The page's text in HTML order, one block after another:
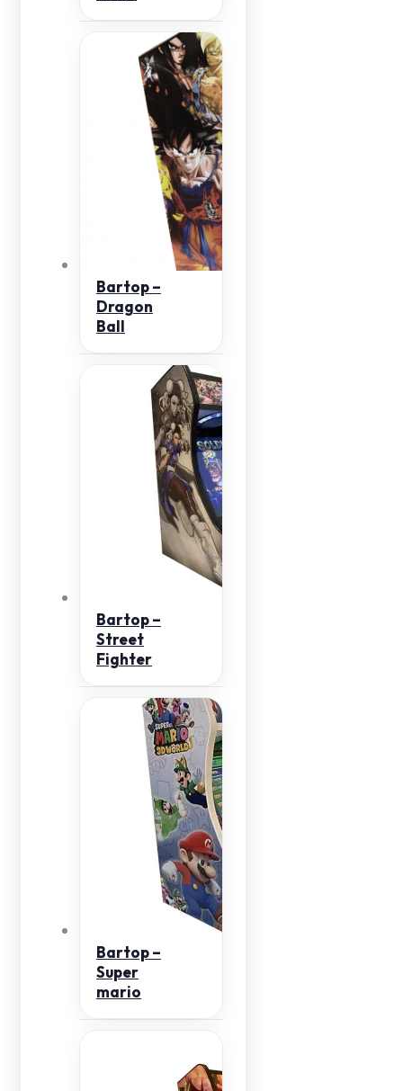
Bartop –
Dragon
Ball
Bartop –
Street
Fighter
Bartop –
Super
mario